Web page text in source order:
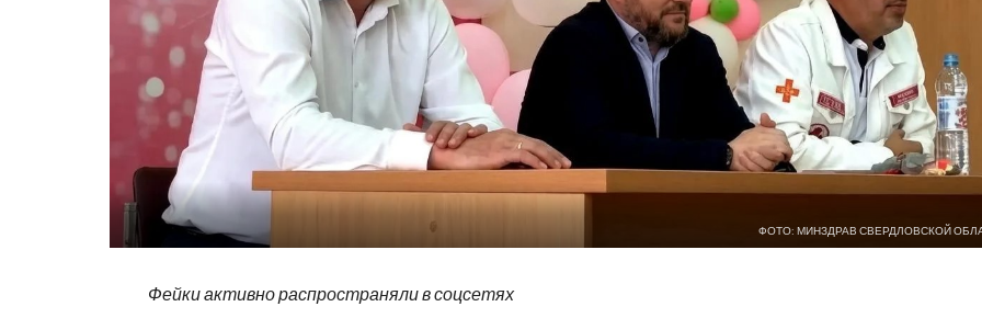
ФОТО: МИНЗДРАВ СВЕРДЛОВСКОЙ
Фейки активно распространяли в соцсетях